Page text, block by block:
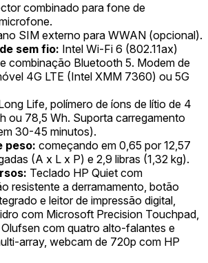
combinado para fone de
SIM externo para WWAN (opcional).
sem fio: Intel Wi-Fi 6 (802.11ax)
combinação Bluetooth 5. Modem de
4G LTE (Intel XMM 7360) ou 5G
Life, polímero de íons de lítio de 4
ou 78,5 Wh. Suporta carregamento
30-45 minutos).
peso: começando em 0,65 por 12,57
(A x L x P) e 2,9 libras (1,32 kg).
Teclado HP Quiet com
resistente a derramamento, botão
e leitor de impressão digital,
com Microsoft Precision Touchpad,
com quatro alto-falantes e
array, webcam de 720p com HP